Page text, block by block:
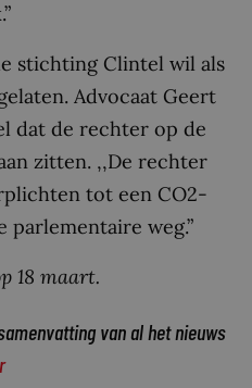
stichting Clintel wil als
Advocaat Geert
dat de rechter op de
zitten. ,,De rechter
tot een CO2-
parlementaire weg.”
18 maart.
van al het nieuws